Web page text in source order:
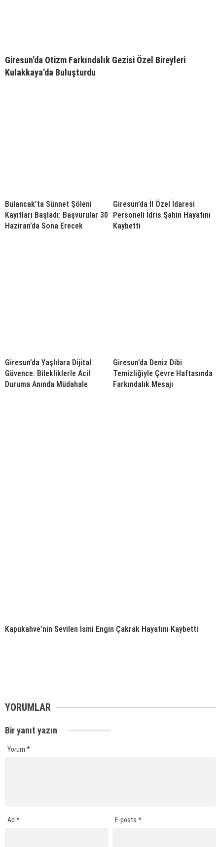
Giresun’da Otizm Farkındalık Gezisi Özel Bireyleri
Kulakkaya’da Buluşturdu
Bulancak’ta Sünnet Şöleni
Kayıtları Başladı: Başvurular 30
Haziran’da Sona Erecek
Giresun’da İl Özel İdaresi
Personeli İdris Şahin Hayatını
Kaybetti
Giresun’da Yaşlılara Dijital
Güvence: Bilekliklerle Acil
Duruma Anında Müdahale
Giresun’da Deniz Dibi
Temizliğiyle Çevre Haftasında
Farkındalık Mesajı
Kapukahve’nin Sevilen İsmi Engin Çakrak Hayatını Kaybetti
YORUMLAR
Bir yanıt yazın
Yorum *
Ad * E-posta*